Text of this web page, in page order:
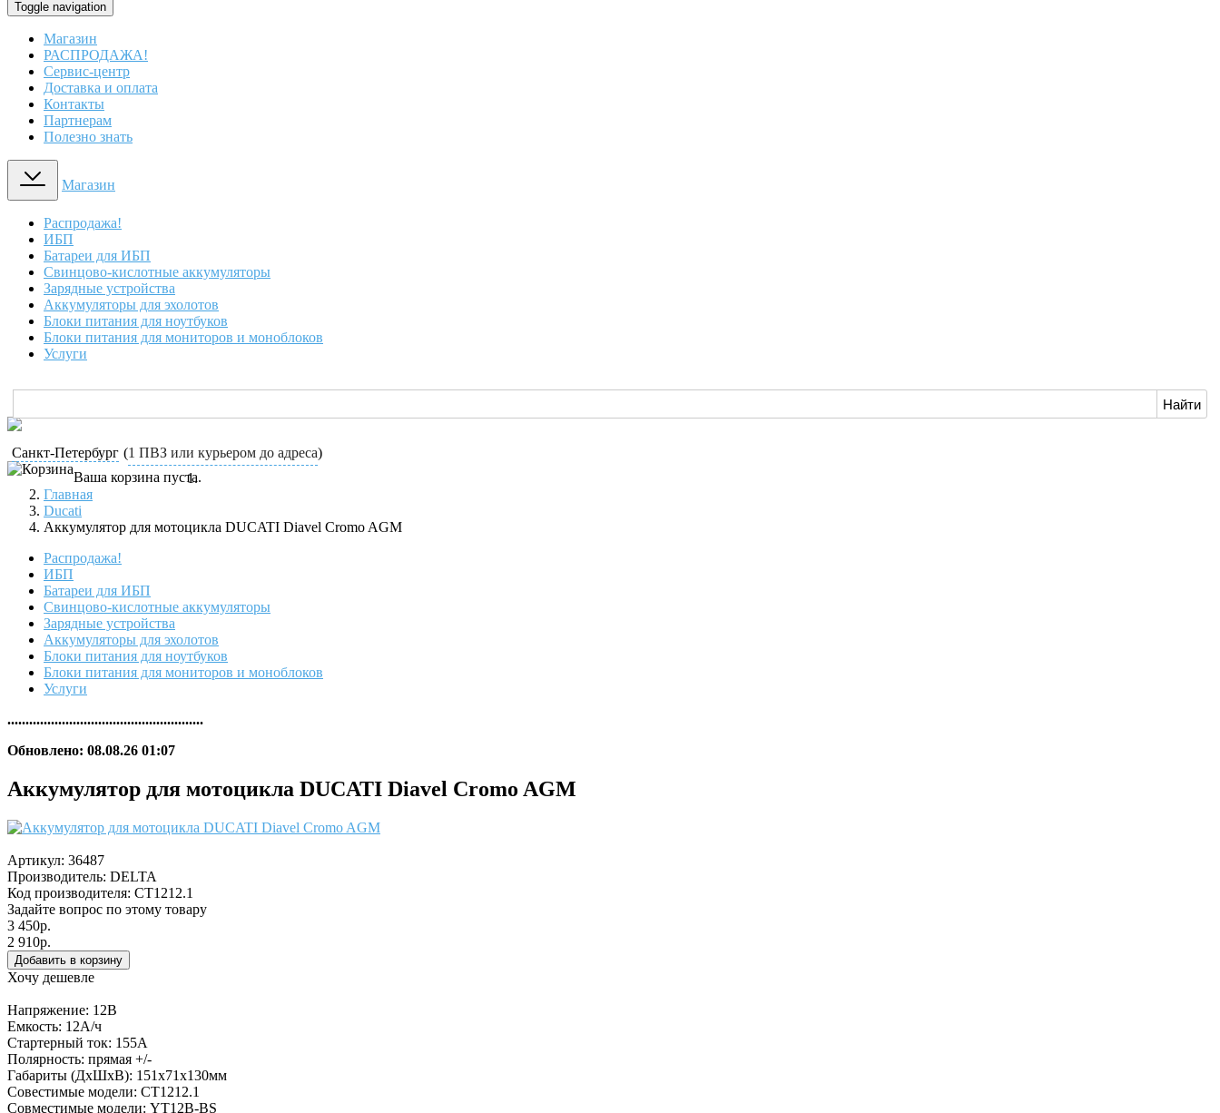
Toggle navigation
Магазин
РАСПРОДАЖА!
Сервис-центр
Доставка и оплата
Контакты
Партнерам
Полезно знать
Магазин
Распродажа!
ИБП
Батареи для ИБП
Свинцово-кислотные аккумуляторы
Зарядные устройства
Аккумуляторы для эхолотов
Блоки питания для ноутбуков
Блоки питания для мониторов и моноблоков
Услуги
Санкт-Петербург (1 ПВЗ или курьером до адреса)
Ваша корзина пуста.
Главная
Ducati
Аккумулятор для мотоцикла DUCATI Diavel Cromo AGM
Распродажа!
ИБП
Батареи для ИБП
Свинцово-кислотные аккумуляторы
Зарядные устройства
Аккумуляторы для эхолотов
Блоки питания для ноутбуков
Блоки питания для мониторов и моноблоков
Услуги
......................................................
Обновлено: 08.08.26 01:07
Аккумулятор для мотоцикла DUCATI Diavel Cromo AGM
Артикул: 36487
Производитель: DELTA
Код производителя: CT1212.1
Задайте вопрос по этому товару
3 450р.
2 910р.
Хочу дешевле
Напряжение: 12В
Емкость: 12А/ч
Стартерный ток: 155А
Полярность: прямая +/-
Габариты (ДхШхВ): 151x71x130мм
Совестимые модели: CT1212.1
Совместимые модели: YT12B-BS